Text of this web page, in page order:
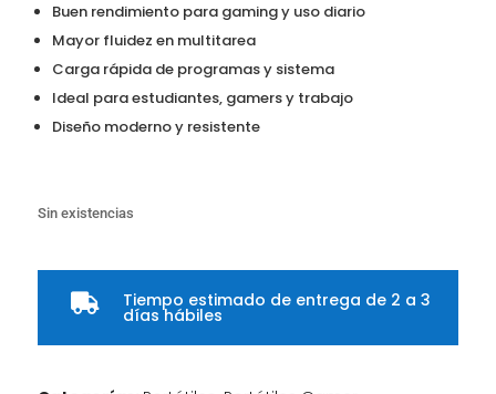
Buen rendimiento para gaming y uso diario
Mayor fluidez en multitarea
Carga rápida de programas y sistema
Ideal para estudiantes, gamers y trabajo
Diseño moderno y resistente
Sin existencias
 Tiempo estimado de entrega de 2 a 3
días hábiles